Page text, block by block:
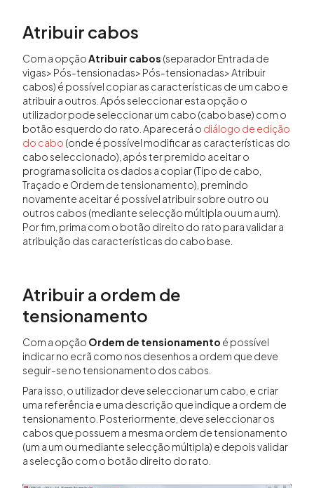
Atribuir cabos
Com a opçãoAtribuir cabos (separador Entrada de
vigas> Pós-tensionadas> Pós-tensionadas> Atribuir
cabos) é possível copiar as características de um cabo e
atribuir a outros. Após seleccionar esta opção o
utilizador pode seleccionar um cabo (cabo base) com o
botão esquerdo do rato. Aparecerá o diálogo de edição
do cabo (onde é possível modificar as características do
cabo seleccionado), após ter premido aceitar o
programa solicita os dados a copiar (Tipo de cabo,
Traçado e Ordem de tensionamento), premindo
novamente aceitar é possível atribuir sobre outro ou
outros cabos (mediante selecção múltipla ou um a um).
Por fim, prima com o botão direito do rato para validar a
atribuição das características do cabo base.
Atribuir a ordem de
tensionamento
Com a opção Ordem de tensionamento é possível
indicar no ecrã como nos desenhos a ordem que deve
seguir-se no tensionamento dos cabos.
Para isso, o utilizador deve seleccionar um cabo, e criar
uma referência e uma descrição que indique a ordem de
tensionamento. Posteriormente, deve seleccionar os
cabos que possuem a mesma ordem de tensionamento
(um a um ou mediante selecção múltipla) e depois validar
a selecção com o botão direito do rato.